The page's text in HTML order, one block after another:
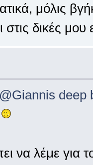
μόλις
στις δικές
@Giannis deep
να λέμε για